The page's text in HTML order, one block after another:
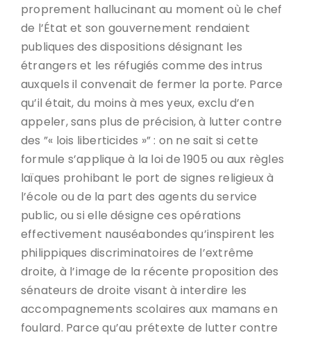
proprement hallucinant au moment où le chef
de l’État et son gouvernement rendaient
publiques des dispositions désignant les
étrangers et les réfugiés comme des intrus
auxquels il convenait de fermer la porte. Parce
qu’il était, du moins à mes yeux, exclu d’en
appeler, sans plus de précision, à lutter contre
des ”« lois liberticides »” : on ne sait si cette
formule s’applique à la loi de 1905 ou aux règles
laïques prohibant le port de signes religieux à
l’école ou de la part des agents du service
public, ou si elle désigne ces opérations
effectivement nauséabondes qu’inspirent les
philippiques discriminatoires de l’extrême
droite, à l’image de la récente proposition des
sénateurs de droite visant à interdire les
accompagnements scolaires aux mamans en
foulard. Parce qu’au prétexte de lutter contre